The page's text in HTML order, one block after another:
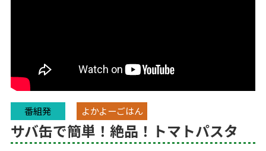
番組発 よかよーごはん
サバ缶で簡単！絶品！トマトパスタ